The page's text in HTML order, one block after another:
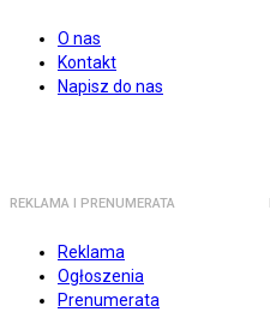
O nas
Kontakt
Napisz do nas
REKLAMA I PRENUMERATA
Reklama
Ogłoszenia
Prenumerata